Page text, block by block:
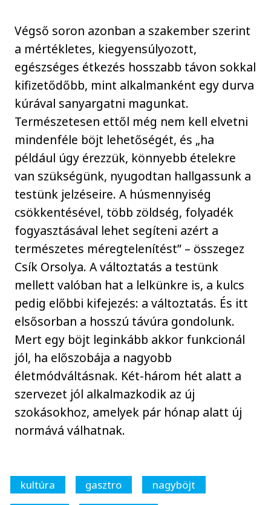
Végső soron azonban a szakember szerint
a mértékletes, kiegyensúlyozott,
egészséges étkezés hosszabb távon sokkal
kifizetődőbb, mint alkalmanként egy durva
kúrával sanyargatni magunkat.
Természetesen ettől még nem kell elvetni
mindenféle böjt lehetőségét, és „ha
például úgy érezzük, könnyebb ételekre
van szükségünk, nyugodtan hallgassunk a
testünk jelzéseire. A húsmennyiség
csökkentésével, több zöldség, folyadék
fogyasztásával lehet segíteni azért a
természetes méregtelenítést” – összegez
Csík Orsolya. A változtatás a testünk
mellett valóban hat a lelkünkre is, a kulcs
pedig előbbi kifejezés: a változtatás. És itt
elsősorban a hosszú távúra gondolunk.
Mert egy böjt leginkább akkor funkcionál
jól, ha előszobája a nagyobb
életmódváltásnak. Két-három hét alatt a
szervezet jól alkalmazkodik az új
szokásokhoz, amelyek pár hónap alatt új
normává válhatnak.
kultúra gasztro
nagyböjt